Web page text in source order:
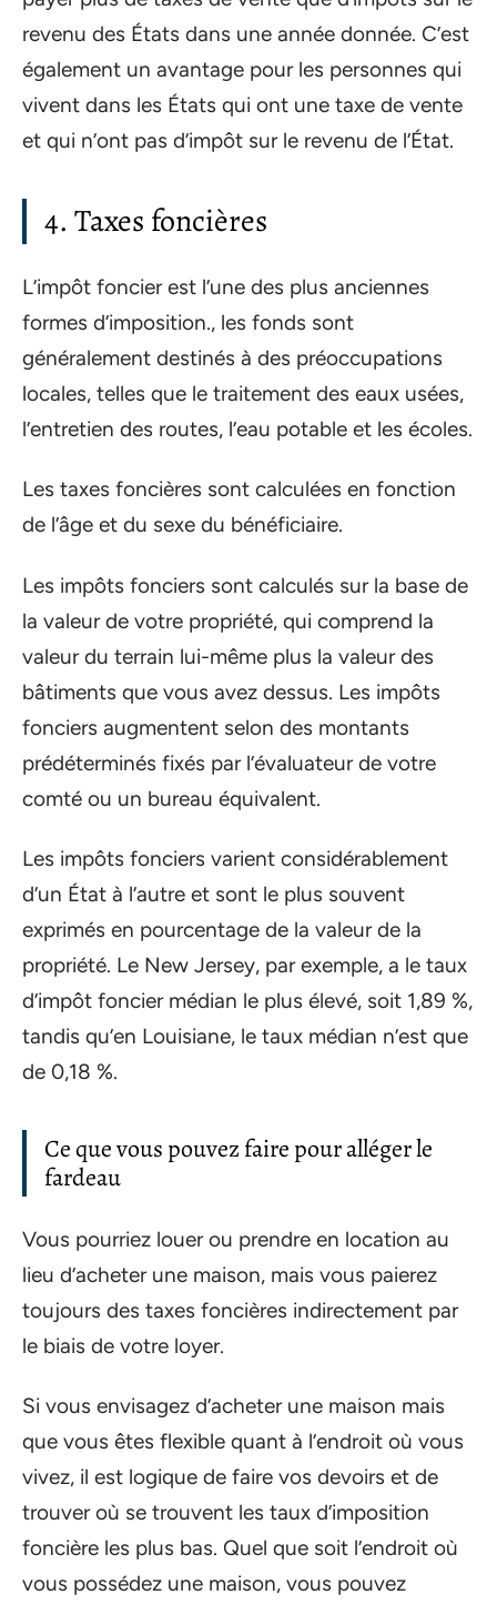
revenu des États dans une année donnée. C’est
également un avantage pour les personnes qui
vivent dans les États qui ont une taxe de vente
et qui n’ont pas d’impôt sur le revenu de l’État.
4. Taxes foncières
L’impôt foncier est l’une des plus anciennes
formes d’imposition., les fonds sont
généralement destinés à des préoccupations
locales, telles que le traitement des eaux usées,
l’entretien des routes, l’eau potable et les écoles.
Les taxes foncières sont calculées en fonction
de l’âge et du sexe du bénéficiaire.
Les impôts fonciers sont calculés sur la base de
la valeur de votre propriété, qui comprend la
valeur du terrain lui-même plus la valeur des
bâtiments que vous avez dessus. Les impôts
fonciers augmentent selon des montants
prédéterminés fixés par l’évaluateur de votre
comté ou un bureau équivalent.
Les impôts fonciers varient considérablement
d’un État à l’autre et sont le plus souvent
exprimés en pourcentage de la valeur de la
propriété. Le New Jersey, par exemple, a le taux
d’impôt foncier médian le plus élevé, soit 1,89 %,
tandis qu’en Louisiane, le taux médian n’est que
de 0,18 %.
Ce que vous pouvez faire pour alléger le
fardeau
Vous pourriez louer ou prendre en location au
lieu d’acheter une maison, mais vous paierez
toujours des taxes foncières indirectement par
le biais de votre loyer.
Si vous envisagez d’acheter une maison mais
que vous êtes flexible quant à l’endroit où vous
vivez, il est logique de faire vos devoirs et de
trouver où se trouvent les taux d’imposition
foncière les plus bas. Quel que soit l’endroit où
vous possédez une maison, vous pouvez